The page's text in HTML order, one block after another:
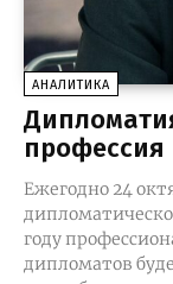
АНАЛИТИКА
профессия
Ежегодно 24
году
дипломатов будет